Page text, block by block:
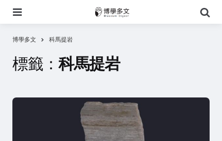
尋
博學多文 科馬提岩
標籤： 科馬提岩